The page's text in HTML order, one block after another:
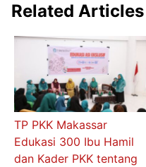
Related Articles
TP PKK Makassar
Edukasi 300 Ibu Hamil
dan Kader PKK tentang